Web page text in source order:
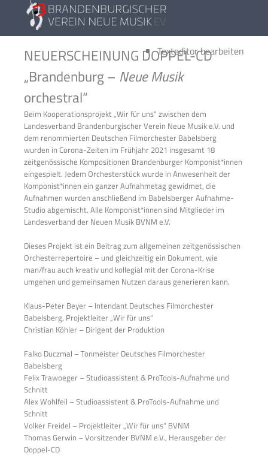
Skip to content
NEUERSCHEINUNG DOPPEL-CD
„Brandenburg – Neue Musik
orchestral“
Beim Kooperationsprojekt „Wir für uns“ zwischen dem
Landesverband Brandenburgischer Verein Neue Musik e.V. und
dem renommierten Deutschen Filmorchester Babelsberg
wurden in Corona-Zeiten im Frühjahr 2021 insgesamt 18
zeitgenössische Kompositionen Brandenburger Komponist*innen
eingespielt. Jedem Orchesterstück wurde in Anwesenheit der
Komponist*innen ein ganzer Aufnahmetag gewidmet, die
Aufnahmen wurden anschließend im Babelsberger Aufnahme-
Studio abgemischt. Alle Komponist*innen sind Mitglieder im
Landesverband der Neuen Musik BVNM e.V.
Dieses Projekt ist ein Beitrag zum allgemeinen zeitgenössischen
Orchesterrepertoire – und gleichzeitig ein Dokument, wie
man/frau auch kreativ und kollegial mit der Corona-Krise
umgehen und gemeinsamen Nutzen daraus generieren kann.
Klaus-Peter Beyer – Intendant Deutsches Filmorchester
Babelsberg, Projektleiter „Wir für uns“
Christian Köhler – Dirigent der Produktion
Falko Duczmal – Tonmeister Deutsches Filmorchester
Babelsberg
Felix Trawoeger – Studioassistent & ProTools-Aufnahme und
Schnitt
Alex Wohlfeil – Studioassistent & ProTools-Aufnahme und
Schnitt
Volker Freidel – Projektleiter „Wir für uns“ BVNM
Thomas Gerwin – Vorsitzender BVNM e.V., Herausgeber der
Doppel-CD
Texteditor bearbeiten